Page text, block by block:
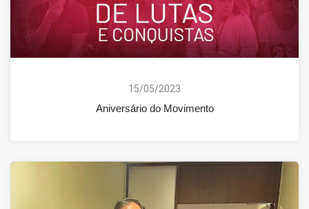
15/05/2023
Aniversário do Movimento